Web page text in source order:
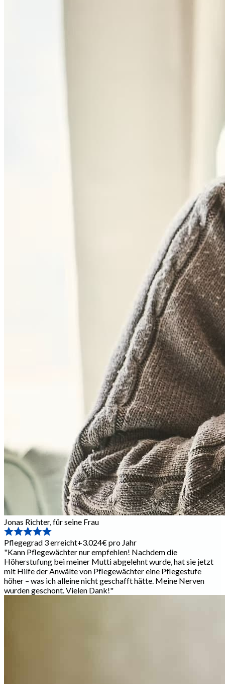
Jonas Richter,für seine Frau
Pflegegrad 3 erreicht+3.024€ pro Jahr
"Kann Pflegewächter nur empfehlen! Nachdem die
Höherstufung bei meiner Mutti abgelehnt wurde, hat sie jetzt
mit Hilfe der Anwälte von Pflegewächter eine Pflegestufe
höher – was ich alleine nicht geschafft hätte. Meine Nerven
wurden geschont. Vielen Dank!"